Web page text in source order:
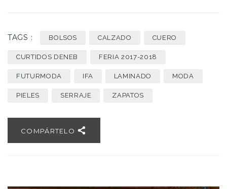
TAGS : BOLSOS CALZADO CUERO
CURTIDOS DENEB FERIA 2017-2018
FUTURMODA IFA LAMINADO MODA
PIELES SERRAJE ZAPATOS
COMPÁRTELO